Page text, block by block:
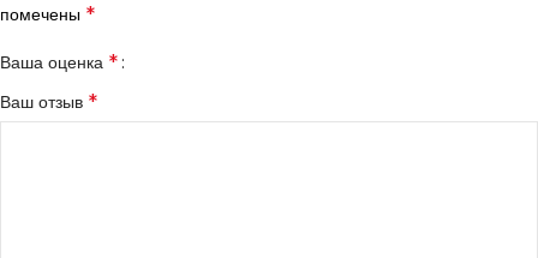
помечены *
Ваша оценка *
Ваш отзыв *